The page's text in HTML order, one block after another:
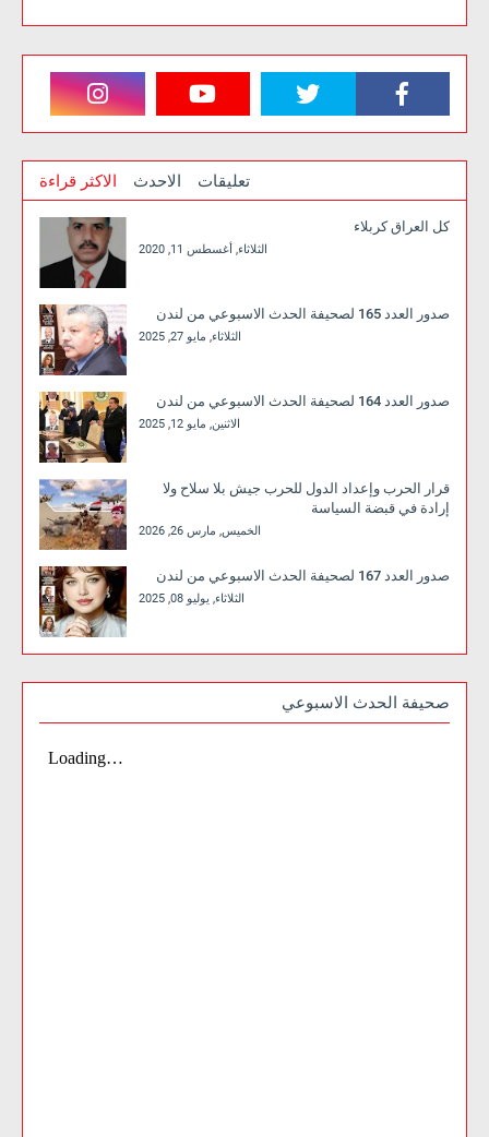
الاكثر قراءة الاحدث تعليقات
كل العراق كربلاء
الثلاثاء, أغسطس 11, 2020
صدور العدد 165 لصحيفة الحدث الاسبوعي من لندن
الثلاثاء, مايو 27, 2025
صدور العدد 164 لصحيفة الحدث الاسبوعي من لندن
الاثنين, مايو 12, 2025
قرار الحرب وإعداد الدول للحرب جيش بلا سلاح ولا
إرادة في قبضة السياسة
الخميس, مارس 26, 2026
صدور العدد 167 لصحيفة الحدث الاسبوعي من لندن
الثلاثاء, يوليو 08, 2025
صحيفة الحدث الاسبوعي